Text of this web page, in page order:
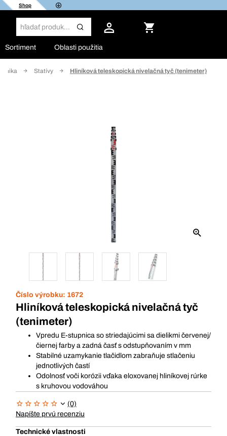
Shop
Sortiment Oblasti použitia
Statívy Hliníková teleskopická nivelačná tyč (tenimeter)
Číslo výrobku: 1672
Hliníková teleskopická nivelačná tyč
(tenimeter)
Vpredu E-stupnica so striedajúcimi sa dielikmi červenej/
čiernej farby a zadná časť s odstupňovaním v mm
Stabilné uzamykanie tlačidlom zabraňuje stlačeniu
jednotlivých častí
Odolnosť voči korózii vďaka eloxovanej hliníkovej rúrke
s kruhovou vodováhou
(0)
Napíšte prvú recenziu
Technické vlastnosti